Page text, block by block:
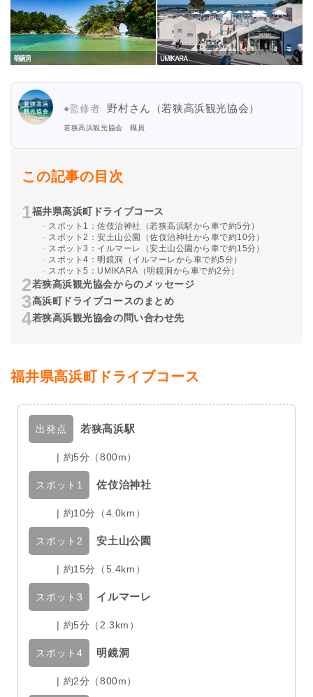
●監修者 野村さん（若狭高浜観光協会）
若狭高浜観光協会 職員
この記事の目次
福井県高浜町ドライブコース
スポット1：佐伎治神社（若狭高浜駅から車で約5分）
スポット2：安土山公園（佐伎治神社から車で約10分）
スポット3：イルマーレ（安土山公園から車で約15分）
スポット4：明鏡洞（イルマーレから車で約5分）
スポット5：UMIKARA（明鏡洞から車で約2分）
若狭高浜観光協会からのメッセージ
高浜町ドライブコースのまとめ
若狭高浜観光協会の問い合わせ先
福井県高浜町ドライブコース
出発点 若狭高浜駅
| 約5分（800m）
スポット1 佐伎治神社
| 約10分（4.0km）
スポット2 安土山公園
| 約15分（5.4km）
スポット3 イルマーレ
| 約5分（2.3km）
スポット4 明鏡洞
| 約2分（800m）